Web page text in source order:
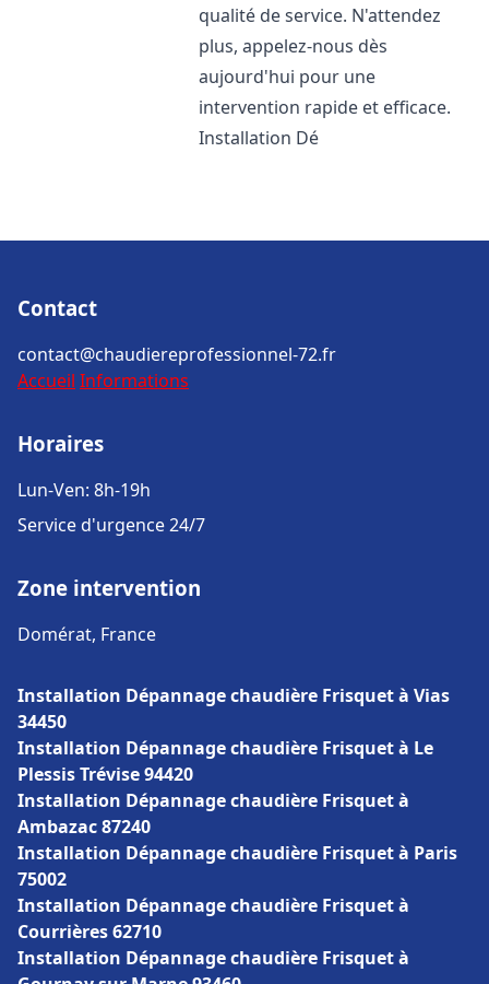
qualité de service. N'attendez
plus, appelez-nous dès
aujourd'hui pour une
intervention rapide et efficace.
Installation Dé
Contact
contact@chaudiereprofessionnel-72.fr
Accueil Informations
Horaires
Lun-Ven: 8h-19h
Service d'urgence 24/7
Zone intervention
Domérat, France
Installation Dépannage chaudière Frisquet à Vias
34450
Installation Dépannage chaudière Frisquet à Le
Plessis Trévise 94420
Installation Dépannage chaudière Frisquet à
Ambazac 87240
Installation Dépannage chaudière Frisquet à Paris
75002
Installation Dépannage chaudière Frisquet à
Courrières 62710
Installation Dépannage chaudière Frisquet à